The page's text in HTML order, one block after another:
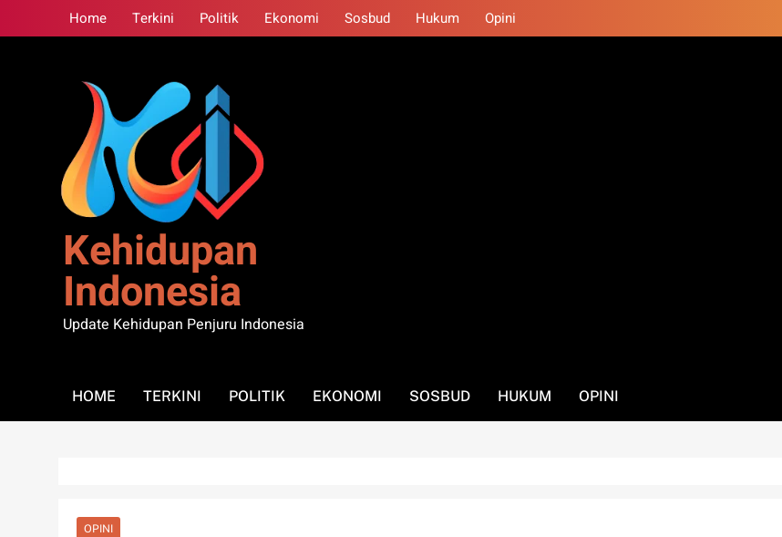
to
Home Terkini Politik Ekonomi Sosbud Hukum Opini
Kehidupan
Indonesia
Update Kehidupan Penjuru Indonesia
HOME TERKINI POLITIK EKONOMI SOSBUD HUKUM OPINI
OPINI